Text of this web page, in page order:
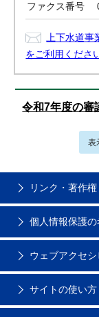
ファクス番号
上下水道
をご利用くださ
令和7年度の審
表
リンク・著作
個人情報保護
ウェブアクセ
サイトの使い方